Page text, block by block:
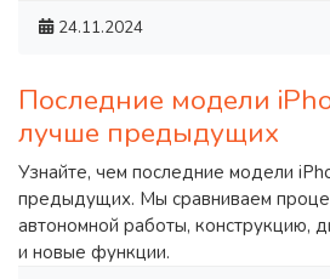
24.11.2024
​Последние модели
лучше предыдущих
Узнайте, чем последние модели
предыдущих. Мы сравниваем
автономной работы, конструкцию,
и новые функции.